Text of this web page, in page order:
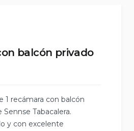
balcón privado
1 recámara con balcón
Tabacalera.
y con excelente